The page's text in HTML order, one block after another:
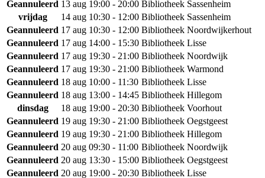
Geannuleerd 13 aug 19:00 - 20:00 Bibliotheek Sassenheim
vrijdag
14 aug 10:30 - 12:00 Bibliotheek Sassenheim
Geannuleerd 17 aug 10:30 - 12:00 Bibliotheek Noordwijkerhout
Geannuleerd 17 aug 14:00 - 15:30 Bibliotheek Lisse
Geannuleerd 17 aug 19:30 - 21:00 Bibliotheek Noordwijk
Geannuleerd 17 aug 19:30 - 21:00 Bibliotheek Warmond
Geannuleerd 18 aug 10:00 - 11:30 Bibliotheek Lisse
Geannuleerd 18 aug 13:00 - 14:45 Bibliotheek Hillegom
dinsdag
18 aug 19:00 - 20:30 Bibliotheek Voorhout
Geannuleerd 19 aug 19:30 - 21:00 Bibliotheek Oegstgeest
Geannuleerd 19 aug 19:30 - 21:00 Bibliotheek Hillegom
Geannuleerd 20 aug 09:30 - 11:00 Bibliotheek Noordwijk
Geannuleerd 20 aug 13:30 - 15:00 Bibliotheek Oegstgeest
Geannuleerd 20 aug 19:00 - 20:30 Bibliotheek Lisse